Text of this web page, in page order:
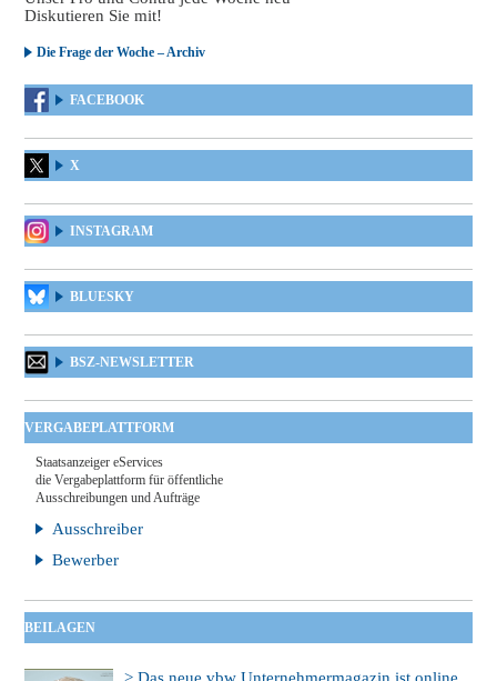
Diskutieren Sie mit!
Die Frage der Woche – Archiv
FACEBOOK
X
INSTAGRAM
BLUESKY
BSZ-NEWSLETTER
VERGABEPLATTFORM
Staatsanzeiger eServices
die Vergabeplattform für öffentliche
Ausschreibungen und Aufträge
Ausschreiber
Bewerber
BEILAGEN